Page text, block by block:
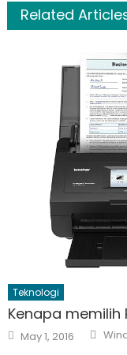
Related
Teknologi
Kenapa memilih
Posted
on
May 1, 2016